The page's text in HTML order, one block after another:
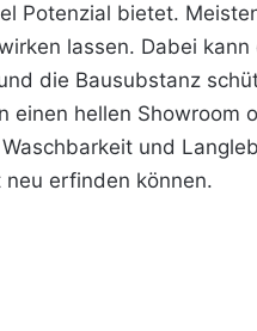
Potenzial bietet.
lassen. Dabei kann
die Bausubstanz
einen hellen Showroom
und
erfinden können.